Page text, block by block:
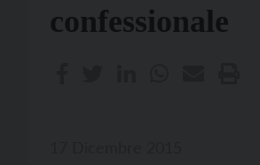
confessionale